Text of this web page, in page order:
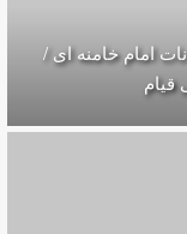
امام خامنه ای /
قیام